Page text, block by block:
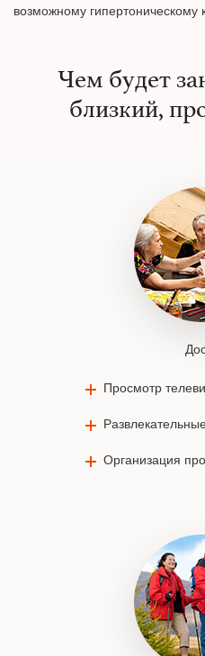
возможному гипертоническому
Чем будет
близкий,
Просмотр
Организация